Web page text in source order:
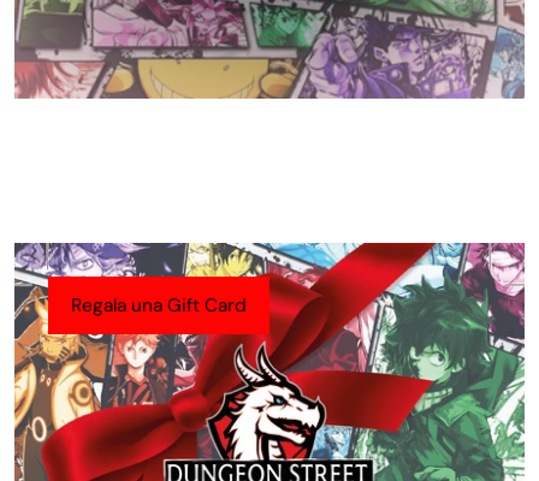
Regala una Gift Card